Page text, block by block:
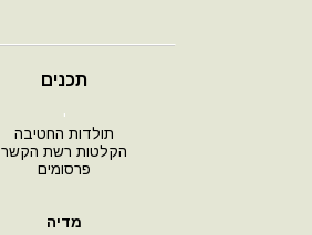
תכנים
י
תולדות החטיבה
הקלטות רשת הקשר
פרסומים
מדיה